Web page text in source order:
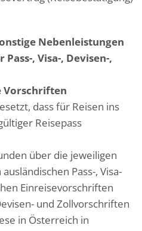
Nebenleistungen
, Visa-, Devisen-,
Vorschriften
dass für Reisen ins
Reisepass
über die jeweiligen
Pass-, Visa-
Einreisevorschriften
und Zollvorschriften
in Österreich in